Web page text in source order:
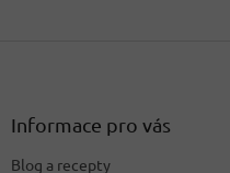
Informace pro vás
Blog a recepty